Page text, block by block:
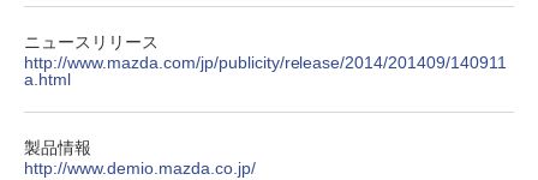
ニュースリリース
http://www.mazda.com/jp/publicity/release/2014/201409/140911
a.html
製品情報
http://www.demio.mazda.co.jp/